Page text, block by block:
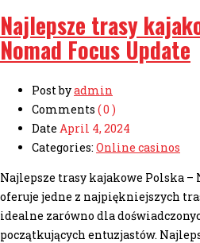
Najlepsze trasy
Nomad Focus Update
Post byadmin
Comments ( 0 )
Date April 4, 2024
Categories: Online casinos
Najlepsze trasy kajakowe Polska –
oferuje jedne z najpiękniejszych
idealne zarówno dla
początkujących entuzjastów.